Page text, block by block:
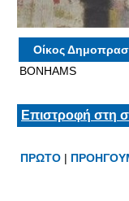
Οίκος
BONHAMS
Επιστροφή στη
ΠΡΩΤΟ |